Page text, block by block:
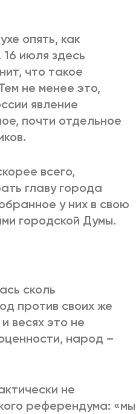
опять, как
июля здесь
что такое
не менее это,
явление
почти отдельное
всего,
главу города
у них в свою
городской Думы.
сколь
против своих же
весях это не
народ –
не
референдума: «мы